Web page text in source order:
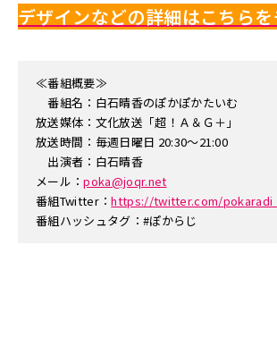
デザインなどの詳細はこちらを
≪番組概要≫
番組名：白石晴香のぽかぽかたいむ
放送媒体：文化放送「超！Ａ＆Ｇ＋」
放送時間：毎週日曜日 20:30～21:00
出演者：白石晴香
メール：poka@joqr.net
番組Twitter：https://twitter.com/
番組ハッシュタグ：#ぽからじ